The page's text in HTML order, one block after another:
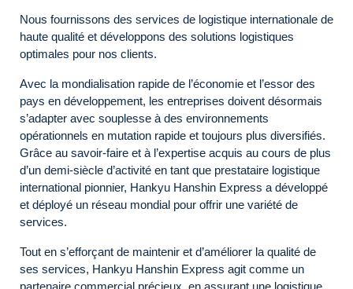
Nous fournissons des services de logistique internationale de
haute qualité et développons des solutions logistiques
optimales pour nos clients.
Avec la mondialisation rapide de l’économie et l’essor des
pays en développement, les entreprises doivent désormais
s’adapter avec souplesse à des environnements
opérationnels en mutation rapide et toujours plus diversifiés.
Grâce au savoir-faire et à l’expertise acquis au cours de plus
d’un demi-siècle d’activité en tant que prestataire logistique
international pionnier, Hankyu Hanshin Express a développé
et déployé un réseau mondial pour offrir une variété de
services.
Tout en s’efforçant de maintenir et d’améliorer la qualité de
ses services, Hankyu Hanshin Express agit comme un
partenaire commercial précieux, en assurant une logistique